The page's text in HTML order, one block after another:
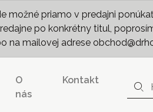
možné priamo v predajni
po konkrétny titul,
na mailovej adrese
O
nás
Kontakt